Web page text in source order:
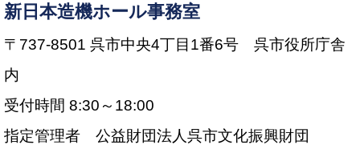
新日本造機ホール事務室
〒737-8501 呉市中央4丁目1番6号 呉市役所庁舎
内
受付時間 8:30～18:00
指定管理者 公益財団法人呉市文化振興財団